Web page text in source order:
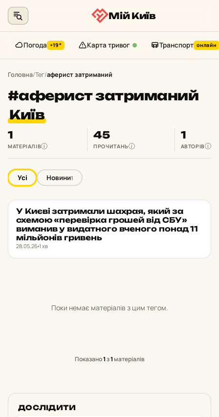
Мій Київ
Погода +19° Карта тривог Транспорт онлайн
Головна/Тег/аферист затриманий
#аферист затриманий
Київ
1
МАТЕРІАЛІВ i
45
ПРОЧИТАНЬ i
1
АВТОРІВ i
Усі Новини1
НОВИНИ ★ ОБРАНЕ
У Києві зат­ри­ма­ли шахрая, який за
схемою «пе­ре­вір­ка грошей від СБУ»
ви­ма­нив у ви­дат­но­го вче­но­го понад 11
міль­йо­нів гри­вень
28.05.26 1 хв
Поки немає матеріалів з цим тегом.
Показано1з1матеріалів
ДОСЛІДИТИ